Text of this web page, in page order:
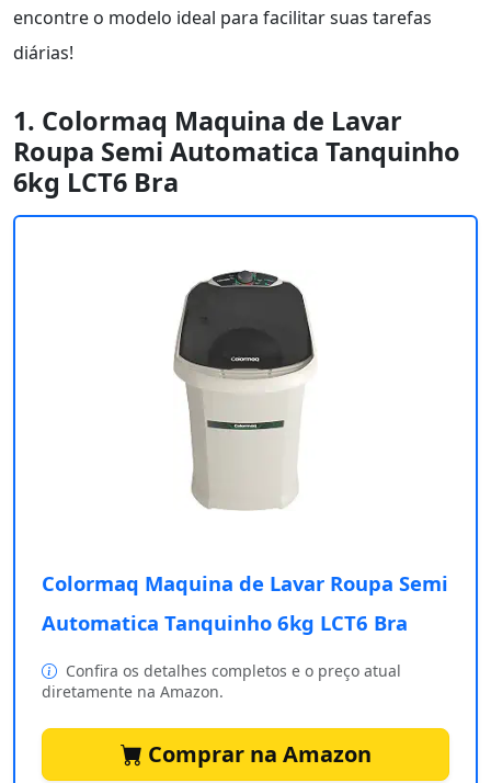
encontre o modelo ideal para facilitar suas tarefas
diárias!
1. Colormaq Maquina de Lavar
Roupa Semi Automatica Tanquinho
6kg LCT6 Bra
Colormaq Maquina de Lavar Roupa Semi
Automatica Tanquinho 6kg LCT6 Bra
Confira os detalhes completos e o preço atual
diretamente na Amazon.
Comprar na Amazon